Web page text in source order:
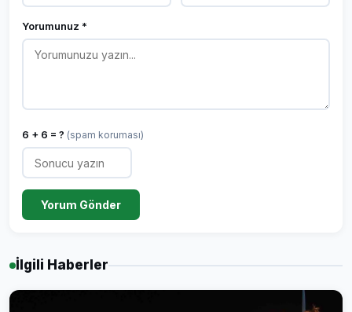
Yorumunuz *
6 + 6 = ? (spam koruması)
Yorum Gönder
İlgili Haberler